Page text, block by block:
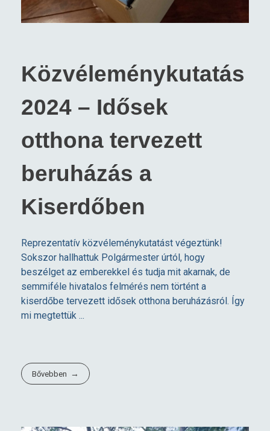
Közvéleménykutatás
2024 – Idősek
otthona tervezett
beruházás a
Kiserdőben
Reprezentatív közvéleménykutatást végeztünk!
Sokszor hallhattuk Polgármester úrtól, hogy
beszélget az emberekkel és tudja mit akarnak, de
semmiféle hivatalos felmérés nem történt a
kiserdőbe tervezett idősek otthona beruházásról. Így
mi megtettük ...
Bővebben